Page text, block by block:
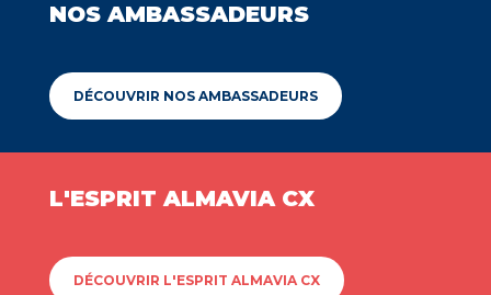
NOS AMBASSADEURS
DÉCOUVRIR NOS AMBASSADEURS
L'ESPRIT ALMAVIA CX
DÉCOUVRIR L'ESPRIT ALMAVIA CX